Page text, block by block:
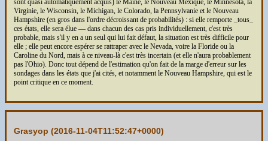
sont quasi automatiquement acquis) le Maine, le Nouveau Mexique, le Minnesota, la
Virginie, le Wisconsin, le Michigan, le Colorado, la Pennsylvanie et le Nouveau
Hampshire (en gros dans l'ordre décroissant de probabilités) : si elle remporte _tous_
ces états, elle sera élue — dans chacun des cas pris individuellement, c'est très
probable, mais s'il y en a un seul qui lui fait défaut, la situation est très difficile pour
elle ; elle peut encore espérer se rattraper avec le Nevada, voire la Floride ou la
Caroline du Nord, mais à ce niveau-là c'est très incertain (et elle n'aura probablement
pas l'Ohio). Donc tout dépend de l'estimation qu'on fait de la marge d'erreur sur les
sondages dans les états que j'ai cités, et notamment le Nouveau Hampshire, qui est le
point critique en ce moment.
Grasyop (2016-11-04T11:52:47+0000)